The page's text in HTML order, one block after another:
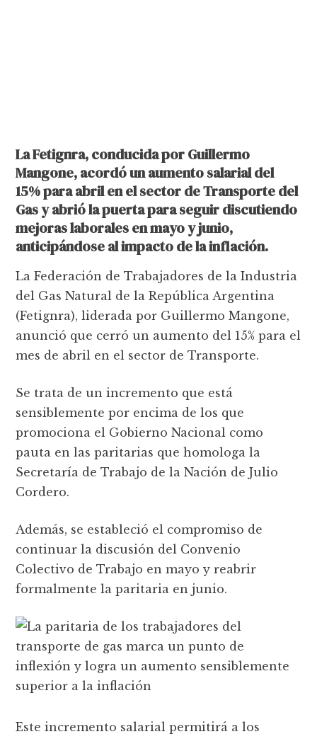
La Fetignra, conducida por Guillermo
Mangone, acordó un aumento salarial del
15% para abril en el sector de Transporte del
Gas y abrió la puerta para seguir discutiendo
mejoras laborales en mayo y junio,
anticipándose al impacto de la inflación.
La Federación de Trabajadores de la Industria
del Gas Natural de la República Argentina
(Fetignra), liderada por Guillermo Mangone,
anunció que cerró un aumento del 15% para el
mes de abril en el sector de Transporte.
Se trata de un incremento que está
sensiblemente por encima de los que
promociona el Gobierno Nacional como
pauta en las paritarias que homologa la
Secretaría de Trabajo de la Nación de Julio
Cordero.
Además, se estableció el compromiso de
continuar la discusión del Convenio
Colectivo de Trabajo en mayo y reabrir
formalmente la paritaria en junio.
Este incremento salarial permitirá a los